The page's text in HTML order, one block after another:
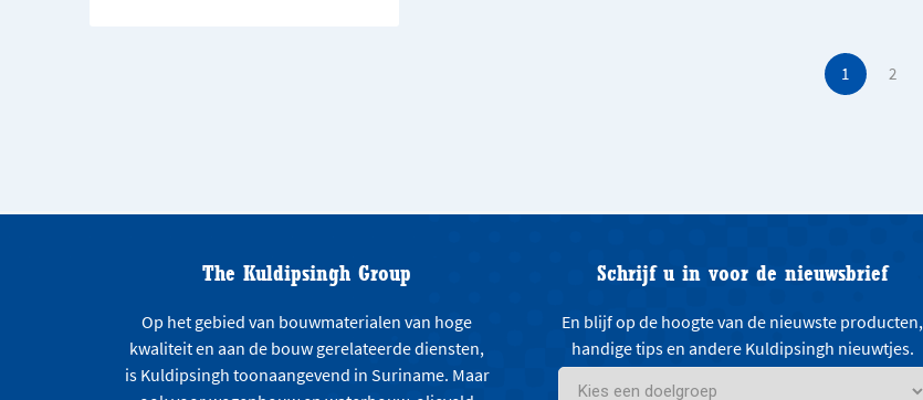
1 2
The Kuldipsingh Group
Op het gebied van bouwmaterialen van hoge
kwaliteit en aan de bouw gerelateerde diensten,
is Kuldipsingh toonaangevend in Suriname. Maar
Schrijf u in voor de nieuwsbrief
En blijf op de hoogte van de nieuwste producten,
handige tips en andere Kuldipsingh nieuwtjes.